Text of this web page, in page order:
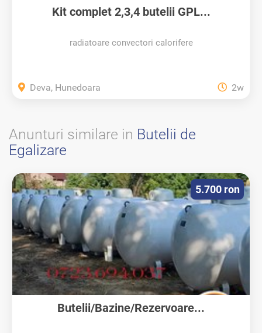
Kit complet 2,3,4 butelii GPL...
radiatoare convectori calorifere
Deva, Hunedoara 2w
Anunturi similare in Butelii de
Egalizare
Butelii/Bazine/Rezervoare...
5.700 ron